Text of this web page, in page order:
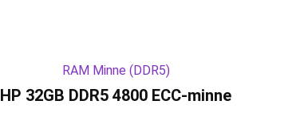
RAM Minne (DDR5)
HP 32GB DDR5 4800 ECC-minne